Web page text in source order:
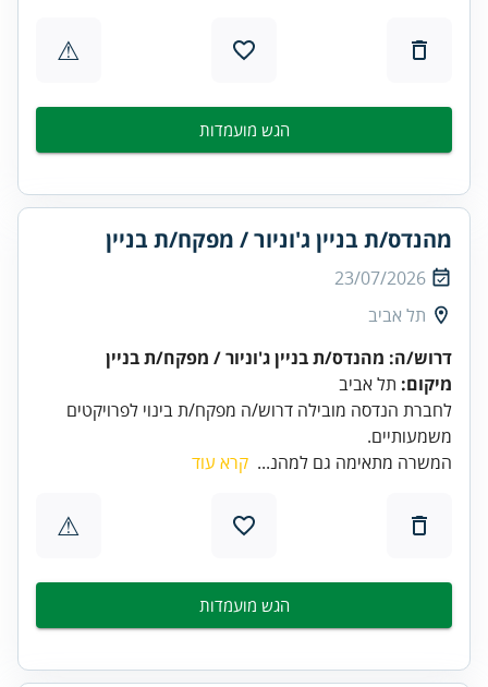
⚠
הגש מועמדות
מהנדס/ת בניין ג'וניור / מפקח/ת בניין
23/07/2026
תל אביב
דרוש/ה: מהנדס/ת בניין ג'וניור / מפקח/ת בניין
מיקום: תל אביב
לחברת הנדסה מובילה דרוש/ה מפקח/ת בינוי לפרויקטים
משמעותיים.
המשרה מתאימה גם למהנ... קרא עוד
⚠
הגש מועמדות